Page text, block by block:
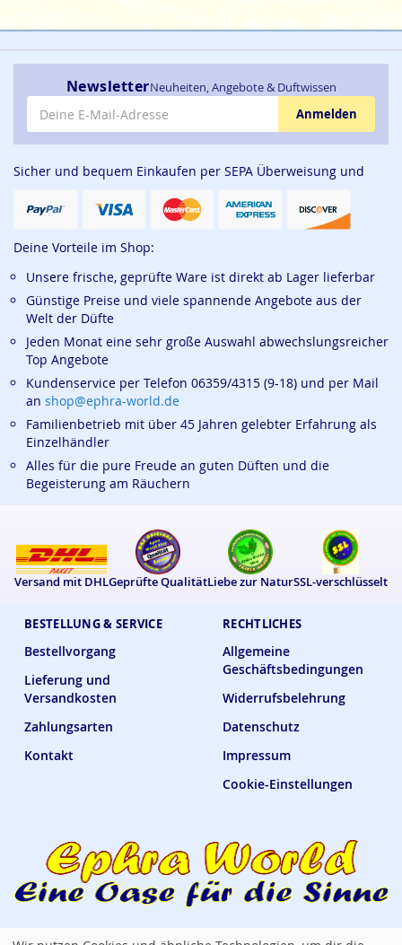
BESTELLUNG & SERVICE
Bestellvorgang
Lieferung und
Versandkosten
Zahlungsarten
Kontakt
RECHTLICHES
Allgemeine
Geschäftsbedingungen
Widerrufsbelehrung
Datenschutz
Impressum
Cookie-Einstellungen
NewsletterNeuheiten, Angebote & Duftwissen
E-Mail-Adresse
Anmelden
Sicher und bequem Einkaufen per SEPA Überweisung und
Deine Vorteile im Shop:
Unsere frische, geprüfte Ware ist direkt ab Lager lieferbar
Günstige Preise und viele spannende Angebote aus der
Welt der Düfte
Jeden Monat eine sehr große Auswahl abwechslungsreicher
Top Angebote
Kundenservice per Telefon 06359/4315 (9-18) und per Mail
an shop@ephra-world.de
Familienbetrieb mit über 45 Jahren gelebter Erfahrung als
Einzelhändler
Alles für die pure Freude an guten Düften und die
Begeisterung am Räuchern
Versand mit DHLGeprüfte QualitätLiebe zur NaturSSL-verschlüsselt